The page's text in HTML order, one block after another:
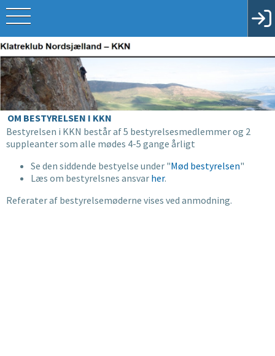
OM BESTYRELSEN I KKN
Bestyrelsen i KKN består af 5 bestyrelsesmedlemmer og 2
suppleanter som alle mødes 4-5 gange årligt
Se den siddende bestyelse under "Mød bestyrelsen"
Læs om bestyrelsnes ansvar her.
Referater af bestyrelsemøderne vises ved anmodning.